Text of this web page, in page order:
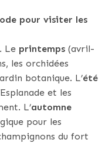
pour visiter les
Le printemps (avril-
les orchidées
botanique. L’été
et les
L’automne
pour les
du fort